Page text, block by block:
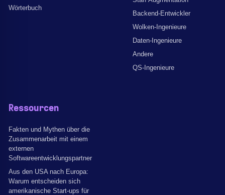
Wörterbuch
Backend-Entwickler
Wolken-Ingenieure
Daten-Ingenieure
Andere
QS-Ingenieure
Ressourcen
Fakten und Mythen über die
Zusammenarbeit mit einem
externen
Softwareentwicklungspartner
Aus den USA nach Europa:
Warum entscheiden sich
amerikanische Start-ups für